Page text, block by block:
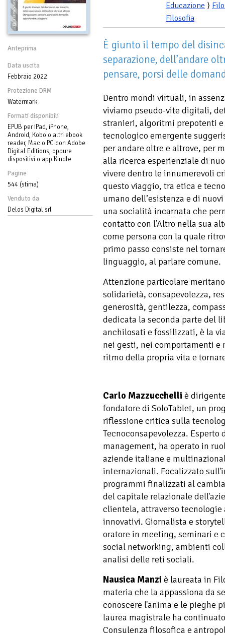
Anteprima
Data uscita
Febbraio 2022
Protezione DRM
Watermark
Formati disponibili
EPUB per iPad, iPhone,
Android, Kobo o altri ebook
reader, Mac o PC con Adobe
Digital Editions, oppure
dispositivi o app Kindle
Pagine
544 (stima)
Venduto da
Delos Digital srl
Educazione ⟩
Filosofia
È giunto il tempo del
separazione, dell’andare
pensare, porsi delle
Dentro mondi virtuali, in
viviamo pseudo-vite digitali,
stranieri, algoritmi prepotenti
tecnologico emergente
per andare oltre e altrove, per
alla ricerca esperienziale di
vivere dentro le innumerevoli
questo viaggio, tra etica e
umano dell’esistenza e di
una socialità incarnata che
contatto con l’Altro nella sua
come persona con la quale
primo passo consiste nel
linguaggio, al parlare comune.
Attenzione particolare
solidarietà, consapevolezza,
generosità, gentilezza,
dedicata la seconda parte del
anchilosati e fossilizzati, è la
nei gesti, nei comportamenti e
ritmo della propria vita e
Carlo Mazzucchelli è
fondatore di SoloTablet, un
riflessione critica sulla
Tecnoconsapevolezza.
management, ha operato in
aziende italiane e
internazionali. Focalizzato
programmi finalizzati al
del capitale relazionale
clientela, attraverso
innovativi. Giornalista e
oratore in meeting, seminari e
social networking, ambienti
analisi delle reti sociali.
Nausica Manzi è laureata in
materia che la appassiona da
conoscere l'anima e le pieghe
laurea magistrale ha
Consulenza filosofica e